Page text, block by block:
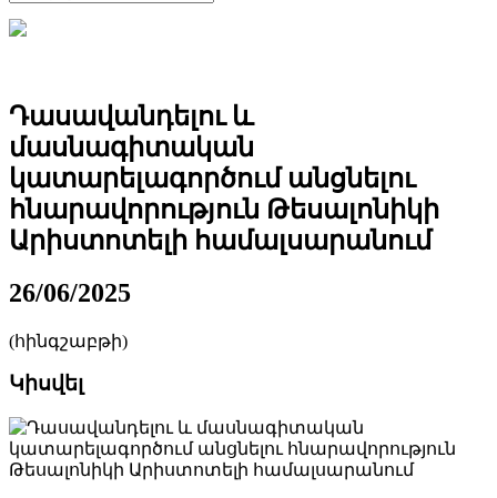
Դասավանդելու և
մասնագիտական
կատարելագործում անցնելու
հնարավորություն Թեսալոնիկի
Արիստոտելի համալսարանում
26/06/2025
(հինգշաբթի)
Կիսվել